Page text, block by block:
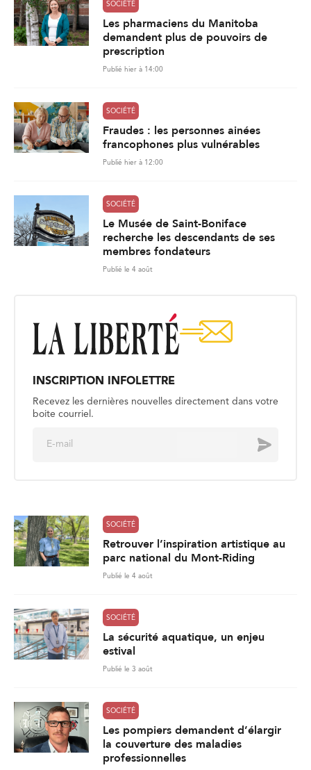
SOCIÉTÉ
Les pharmaciens du Manitoba
demandent plus de pouvoirs de
prescription
Publié hier à 14:00
SOCIÉTÉ
Fraudes : les personnes ainées
francophones plus vulnérables
Publié hier à 12:00
SOCIÉTÉ
Le Musée de Saint-Boniface
recherche les descendants de ses
membres fondateurs
Publié le 4 août
INSCRIPTION INFOLETTRE
Recevez les dernières nouvelles directement dans votre
boite courriel.
Envoyer
SOCIÉTÉ
Retrouver l’inspiration artistique au
parc national du Mont-Riding
Publié le 4 août
SOCIÉTÉ
La sécurité aquatique, un enjeu
estival
Publié le 3 août
SOCIÉTÉ
Les pompiers demandent d’élargir
la couverture des maladies
professionnelles